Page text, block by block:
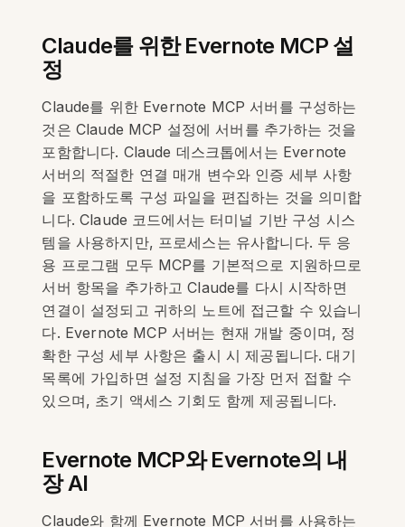
Claude를 위한 Evernote MCP 설
정
Claude를 위한 Evernote MCP 서버를 구성하는
것은 Claude MCP 설정에 서버를 추가하는 것을
포함합니다. Claude 데스크톱에서는 Evernote
서버의 적절한 연결 매개 변수와 인증 세부 사항
을 포함하도록 구성 파일을 편집하는 것을 의미합
니다. Claude 코드에서는 터미널 기반 구성 시스
템을 사용하지만, 프로세스는 유사합니다. 두 응
용 프로그램 모두 MCP를 기본적으로 지원하므로
서버 항목을 추가하고 Claude를 다시 시작하면
연결이 설정되고 귀하의 노트에 접근할 수 있습니
다. Evernote MCP 서버는 현재 개발 중이며, 정
확한 구성 세부 사항은 출시 시 제공됩니다. 대기
목록에 가입하면 설정 지침을 가장 먼저 접할 수
있으며, 초기 액세스 기회도 함께 제공됩니다.
Evernote MCP와 Evernote의 내
장 AI
Claude와 함께 Evernote MCP 서버를 사용하는